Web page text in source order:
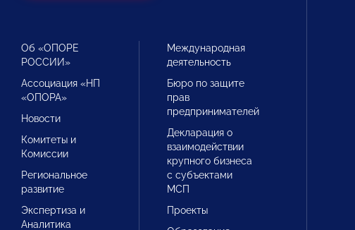
Об «ОПОРЕ
РОССИИ»
Ассоциация «НП
«ОПОРА»
Новости
Комитеты и
Комиссии
Региональное
развитие
Экспертиза и
Аналитика
Международная
деятельность
Бюро по защите
прав
предпринимателей
Декларация о
взаимодействии
крупного бизнеса
с субъектами
МСП
Проекты